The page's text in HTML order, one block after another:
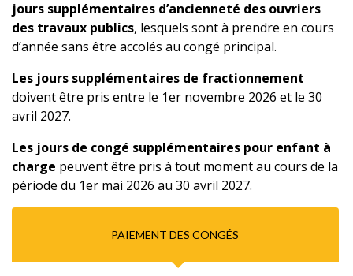
jours supplémentaires d’ancienneté des ouvriers
des travaux publics, lesquels sont à prendre en cours
d’année sans être accolés au congé principal.
Les jours supplémentaires de fractionnement
doivent être pris entre le 1er novembre 2026 et le 30
avril 2027.
Les jours de congé supplémentaires pour enfant à
charge peuvent être pris à tout moment au cours de la
période du 1er mai 2026 au 30 avril 2027.
PAIEMENT DES CONGÉS